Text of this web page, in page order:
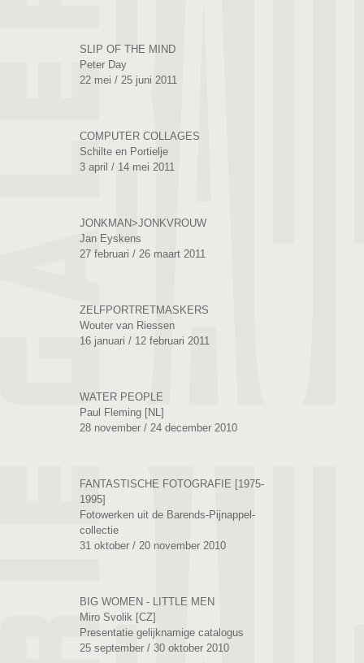
SLIP OF THE MIND
Peter Day
22 mei / 25 juni 2011
COMPUTER COLLAGES
Schilte en Portielje
3 april / 14 mei 2011
JONKMAN>JONKVROUW
Jan Eyskens
27 februari / 26 maart 2011
ZELFPORTRETMASKERS
Wouter van Riessen
16 januari / 12 februari 2011
WATER PEOPLE
Paul Fleming [NL]
28 november / 24 december 2010
FANTASTISCHE FOTOGRAFIE [1975-
1995]
Fotowerken uit de Barends-Pijnappel-
collectie
31 oktober / 20 november 2010
BIG WOMEN - LITTLE MEN
Miro Svolik [CZ]
Presentatie gelijknamige catalogus
25 september / 30 oktober 2010